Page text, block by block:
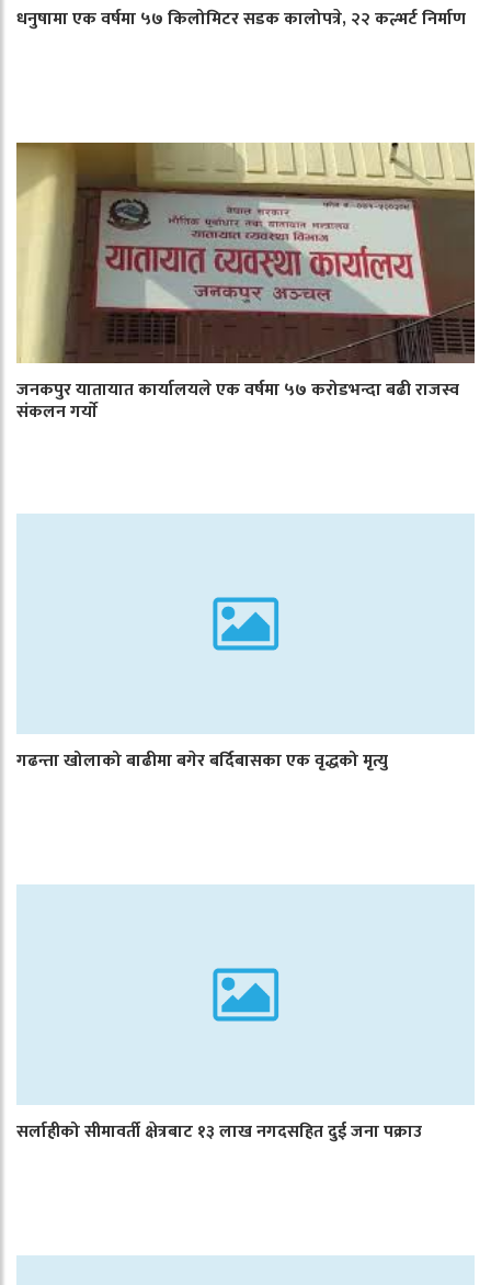
धनुषामा एक वर्षमा ५७ किलोमिटर सडक कालोपत्रे, २२ कल्भर्ट निर्माण
जनकपुर यातायात कार्यालयले एक वर्षमा ५७ करोडभन्दा बढी राजस्व
संकलन गर्याे
गढन्ता खोलाको बाढीमा बगेर बर्दिबासका एक वृद्धको मृत्यु
सर्लाहीको सीमावर्ती क्षेत्रबाट १३ लाख नगदसहित दुई जना पक्राउ